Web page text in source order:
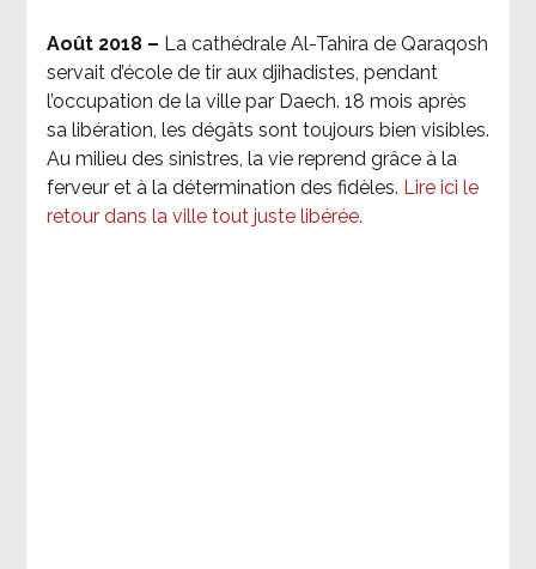
Août 2018 – La cathédrale Al-Tahira de Qaraqosh
servait d’école de tir aux djihadistes, pendant
l’occupation de la ville par Daech. 18 mois après
sa libération, les dégâts sont toujours bien visibles.
Au milieu des sinistres, la vie reprend grâce à la
ferveur et à la détermination des fidèles. Lire ici le
retour dans la ville tout juste libérée.